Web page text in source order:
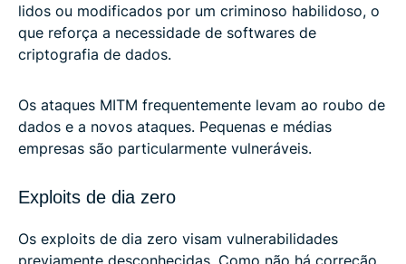
lidos ou modificados por um criminoso habilidoso, o
que reforça a necessidade de softwares de
criptografia de dados.
Os ataques MITM frequentemente levam ao roubo de
dados e a novos ataques. Pequenas e médias
empresas são particularmente vulneráveis.
Exploits de dia zero
Os exploits de dia zero visam vulnerabilidades